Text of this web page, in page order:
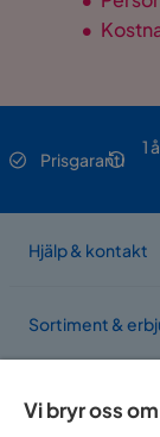
•
Prisgaranti
1
Hjälp & kontakt
Sortiment &
Vi bryr oss